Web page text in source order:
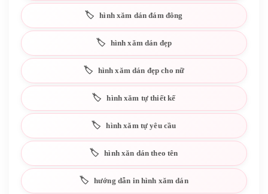
hình xăm dán đám đông
hình xăm dán đẹp
hình xăm dán đẹp cho nữ
hình xăm tự thiết kế
hình xăm tự yêu cầu
hình xăn dán theo tên
hướng dẫn in hình xăm dán